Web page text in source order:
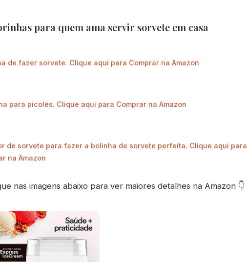
para quem ama servir sorvete em casa
de fazer sorvete. Clique aqui para Comprar na Amazon
para picolés. Clique aqui para Comprar na Amazon
de sorvete para fazer a bolinha de sorvete perfeita. Clique aqui para
na Amazon
nas imagens abaixo para ver maiores detalhes na Amazon 👇